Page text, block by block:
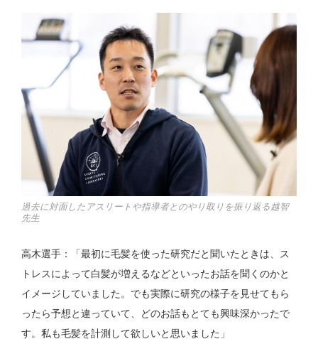
過去に対面したアスリートや指導者とのやり取りを振り返る越智
先生
高木選手：「最初に毛髪を使った研究だと聞いたときは、ス
トレスによって白髪が増えるなどといったお話を聞くのかと
イメージしていました。でも実際に研究の様子を見せてもら
ったら予想と違っていて、どのお話もとても興味深かったで
す。私も毛髪を計測して欲しいと思いました」